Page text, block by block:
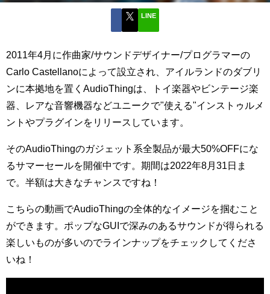
LINE
2011年4月に作曲家/サウンドデザイナー/プログラマーの
Carlo Castellanoによって設立され、アイルランドのダブリ
ンに本拠地を置くAudioThingは、トイ楽器やビンテージ楽
器、レアな音響機器などユニークで"使える"インストゥルメ
ントやプラグインをリリースしています。
そのAudioThingのガジェット系全製品が最大50%OFFにな
るサマーセールを開催中です。期間は2022年8月31日ま
で。半額は大きなチャンスですね！
こちらの動画でAudioThingの全体的なイメージを掴むこと
ができます。ポップなGUIで深みのあるサウンドが得られる
楽しいものが多いのでラインナップをチェックしてくださ
いね！